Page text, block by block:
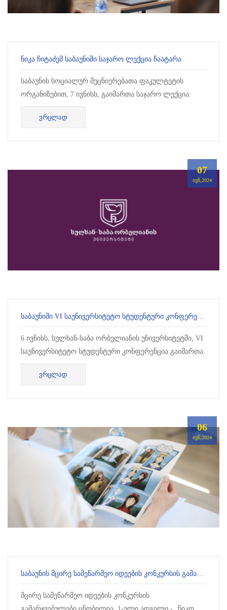
ᲜᲘᲙᲐ ᲩᲘᲢᲐᲫᲔᲛ ᲡᲐᲑᲐᲣᲜᲘᲨᲘ ᲡᲐᲯᲐᲠᲝ ᲚᲔᲥᲪᲘᲐ ᲩᲐᲐᲢᲐᲠᲐ
საბაუნის სოციალურ მეცნიერებათა ფაკულტეტის
ორგანიზებით, 7 ივნისს, გაიმართა საჯარო ლექცია:
"ეთნიკური კონფლიქტების მოგვარების გზები სამხრეთ
კავკასიის მაგალით...
ᲕᲠᲪᲚᲐᲓ
07
ᲘᲕᲜ,2024
ᲡᲐᲑᲐᲣᲜᲘᲨᲘ VI ᲡᲐᲣᲜᲘᲕᲔᲠᲡᲘᲢᲔᲢᲝ ᲡᲢᲣᲓᲔᲜᲢᲣᲠᲘ ᲙᲝᲜᲤᲔᲠᲔᲜᲪᲘᲐ ᲒᲐᲘᲛᲐᲠᲗᲐ
6 ივნისს, სულხან-საბა ორბელიანის უნივერსიტეტში, VI
საუნივერსიტეტო სტუდენტური კონფერენცია გაიმართა.
კონფერენციაში მონაწილეობა მიიღეს საქართველოს
სხვადასხვა უმ...
ᲕᲠᲪᲚᲐᲓ
06
ᲘᲕᲜ,2024
ᲡᲐᲑᲐᲣᲜᲘᲡ ᲛᲪᲘᲠᲔ ᲡᲐᲛᲔᲬᲐᲠᲛᲔᲝ ᲘᲓᲔᲔᲑᲘᲡ ᲙᲝᲜᲙᲣᲠᲡᲘᲡ ᲒᲐᲛᲐᲠᲯᲕᲔᲑᲣᲚᲔᲑᲘ ᲪᲜᲝᲑᲘᲚᲘᲐ
მცირე სამეწარმეო იდეების კონკურსის